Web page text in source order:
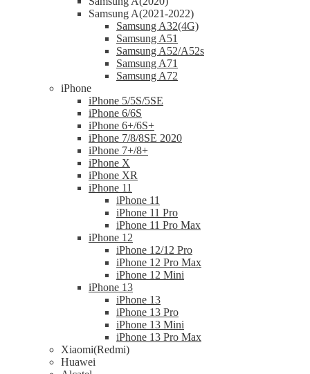
Samsung A(2021-2022)
Samsung A32(4G)
Samsung A51
Samsung A52/A52s
Samsung A71
Samsung A72
iPhone
iPhone 5/5S/5SE
iPhone 6/6S
iPhone 6+/6S+
iPhone 7/8/8SE 2020
iPhone 7+/8+
iPhone X
iPhone XR
iPhone 11
iPhone 11
iPhone 11 Pro
iPhone 11 Pro Max
iPhone 12
iPhone 12/12 Pro
iPhone 12 Pro Max
iPhone 12 Mini
iPhone 13
iPhone 13
iPhone 13 Pro
iPhone 13 Mini
iPhone 13 Pro Max
Xiaomi(Redmi)
Huawei